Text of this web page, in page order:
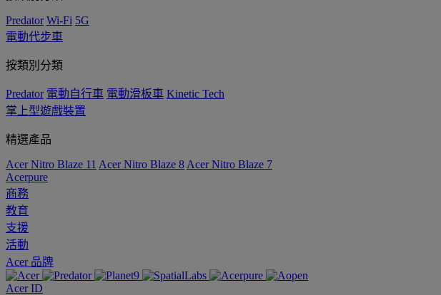
Predator Wi-Fi 5G
電動代步車
按類別分類
Predator 電動自行車 電動滑板車 Kinetic Tech
掌上型遊戲裝置
精選產品
Acer Nitro Blaze 11 Acer Nitro Blaze 8 Acer Nitro Blaze 7
Acerpure
商務
教育
支援
活動
Acer 品牌
Acer ID